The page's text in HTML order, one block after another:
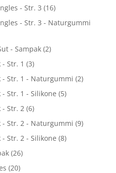
- Str. 3 (16)
- Str. 3 - Naturgummi
- Sampak (2)
Str. 1 (3)
- Str. 1 - Naturgummi (2)
- Str. 1 - Silikone (5)
- Str. 2 (6)
- Str. 2 - Naturgummi (9)
- Str. 2 - Silikone (8)
(26)
(20)